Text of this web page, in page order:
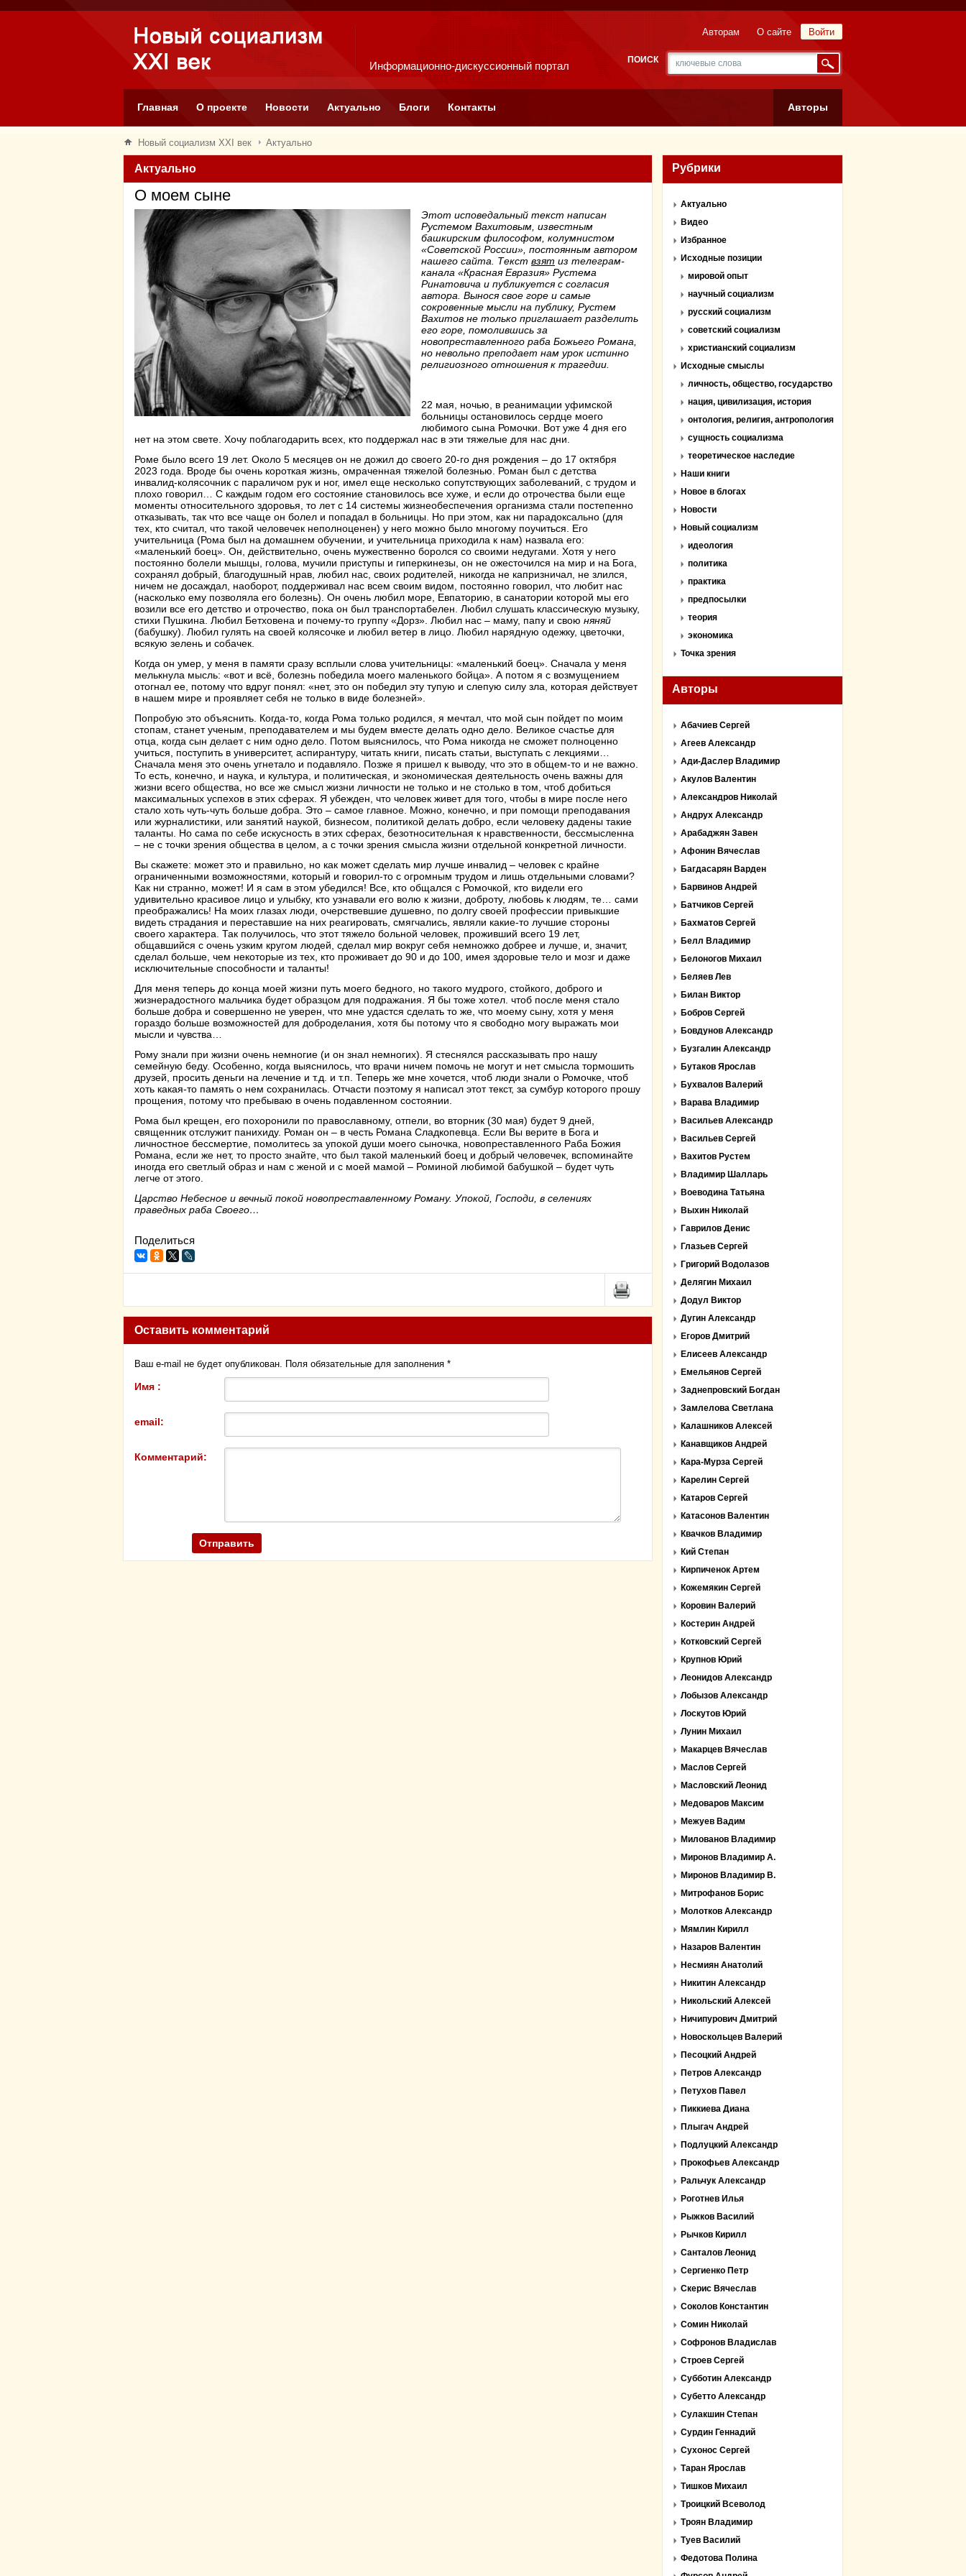
Информационно-дискуссионный портал
Войти
Авторам О сайте
ПОИСК
Главная О проекте Новости Актуально Блоги Контакты Авторы
Новый социализм XXI век Актуально
Актуально
О моем сыне
Этот исповедальный текст написан
Рустемом Вахитовым, известным
башкирским философом, колумнистом
«Советской России», постоянным автором
нашего сайта. Текст взят из телеграм-
канала «Красная Евразия» Рустема
Ринатовича и публикуется с согласия
автора. Вынося свое горе и самые
сокровенные мысли на публику, Рустем
Вахитов не только приглашает разделить
его горе, помолившись за
новопреставленного раба Божьего Романа,
но невольно преподает нам урок истинно
религиозного отношения к трагедии.
22 мая, ночью, в реанимации уфимской
больницы остановилось сердце моего
любимого сына Ромочки. Вот уже 4 дня его
нет на этом свете. Хочу поблагодарить всех, кто поддержал нас в эти тяжелые для нас дни.
Роме было всего 19 лет. Около 5 месяцев он не дожил до своего 20-го дня рождения – до 17 октября
2023 года. Вроде бы очень короткая жизнь, омраченная тяжелой болезнью. Роман был с детства
инвалид-колясочник с параличом рук и ног, имел еще несколько сопутствующих заболеваний, с трудом и
плохо говорил… С каждым годом его состояние становилось все хуже, и если до отрочества были еще
моменты относительного здоровья, то лет с 14 системы жизнеобеспечения организма стали постепенно
отказывать, так что все чаще он болел и попадал в больницы. Но при этом, как ни парадоксально (для
тех, кто считал, что такой человечек неполноценен) у него можно было многому поучиться. Его
учительница (Рома был на домашнем обучении, и учительница приходила к нам) назвала его:
«маленький боец». Он, действительно, очень мужественно боролся со своими недугами. Хотя у него
постоянно болели мышцы, голова, мучили приступы и гиперкинезы, он не ожесточился на мир и на Бога,
сохранял добрый, благодушный нрав, любил нас, своих родителей, никогда не капризничал, не злился,
ничем не досаждал, наоборот, поддерживал нас всем своим видом, постоянно говорил, что любит нас
(насколько ему позволяла его болезнь). Он очень любил море, Евпаторию, в санатории которой мы его
возили все его детство и отрочество, пока он был транспортабелен. Любил слушать классическую музыку,
стихи Пушкина. Любил Бетховена и почему-то группу «Дорз». Любил нас – маму, папу и свою няняй
(бабушку). Любил гулять на своей колясочке и любил ветер в лицо. Любил нарядную одежку, цветочки,
всякую зелень и собачек.
Когда он умер, у меня в памяти сразу всплыли слова учительницы: «маленький боец». Сначала у меня
мелькнула мысль: «вот и всё, болезнь победила моего маленького бойца». А потом я с возмущением
отогнал ее, потому что вдруг понял: «нет, это он победил эту тупую и слепую силу зла, которая действует
в нашем мире и проявляет себя не только в виде болезней».
Попробую это объяснить. Когда-то, когда Рома только родился, я мечтал, что мой сын пойдет по моим
стопам, станет ученым, преподавателем и мы будем вместе делать одно дело. Великое счастье для
отца, когда сын делает с ним одно дело. Потом выяснилось, что Рома никогда не сможет полноценно
учиться, поступить в университет, аспирантуру, читать книги, писать статьи, выступать с лекциями…
Сначала меня это очень угнетало и подавляло. Позже я пришел к выводу, что это в общем-то и не важно.
То есть, конечно, и наука, и культура, и политическая, и экономическая деятельность очень важны для
жизни всего общества, но все же смысл жизни личности не только и не столько в том, чтоб добиться
максимальных успехов в этих сферах. Я убежден, что человек живет для того, чтобы в мире после него
стало хоть чуть-чуть больше добра. Это – самое главное. Можно, конечно, и при помощи преподавания
или журналистики, или занятий наукой, бизнесом, политикой делать добро, если человеку дадены такие
таланты. Но сама по себе искусность в этих сферах, безотносительная к нравственности, бессмысленна
– не с точки зрения общества в целом, а с точки зрения смысла жизни отдельной конкретной личности.
Вы скажете: может это и правильно, но как может сделать мир лучше инвалид – человек с крайне
ограниченными возможностями, который и говорил-то с огромным трудом и лишь отдельными словами?
Как ни странно, может! И я сам в этом убедился! Все, кто общался с Ромочкой, кто видели его
удивительно красивое лицо и улыбку, кто узнавали его волю к жизни, доброту, любовь к людям, те… сами
преображались! На моих глазах люди, очерствевшие душевно, по долгу своей профессии привыкшие
видеть страдания и переставшие на них реагировать, смягчались, являли какие-то лучшие стороны
своего характера. Так получилось, что этот тяжело больной человек, проживший всего 19 лет,
общавшийся с очень узким кругом людей, сделал мир вокруг себя немножко добрее и лучше, и, значит,
сделал больше, чем некоторые из тех, кто проживает до 90 и до 100, имея здоровые тело и мозг и даже
исключительные способности и таланты!
Для меня теперь до конца моей жизни путь моего бедного, но такого мудрого, стойкого, доброго и
жизнерадостного мальчика будет образцом для подражания. Я бы тоже хотел. чтоб после меня стало
больше добра и совершенно не уверен, что мне удастся сделать то же, что моему сыну, хотя у меня
гораздо больше возможностей для доброделания, хотя бы потому что я свободно могу выражать мои
мысли и чувства…
Рому знали при жизни очень немногие (и он знал немногих). Я стеснялся рассказывать про нашу
семейную беду. Особенно, когда выяснилось, что врачи ничем помочь не могут и нет смысла тормошить
друзей, просить деньги на лечение и т.д. и т.п. Теперь же мне хочется, чтоб люди знали о Ромочке, чтоб
хоть какая-то память о нем сохранилась. Отчасти поэтому я написал этот текст, за сумбур которого прошу
прощения, потому что пребываю в очень подавленном состоянии.
Рома был крещен, его похоронили по православному, отпели, во вторник (30 мая) будет 9 дней,
священник отслужит панихиду. Роман он – в честь Романа Сладкопевца. Если Вы верите в Бога и
личностное бессмертие, помолитесь за упокой души моего сыночка, новопреставленного Раба Божия
Романа, если же нет, то просто знайте, что был такой маленький боец и добрый человечек, вспоминайте
иногда его светлый образ и нам с женой и с моей мамой – Роминой любимой бабушкой – будет чуть
легче от этого.
Царство Небесное и вечный покой новопреставленному Роману. Упокой, Господи, в селениях
праведных раба Своего…
Поделиться
Оставить комментарий
Ваш e-mail не будет опубликован. Поля обязательные для заполнения *
Имя :
email:
Комментарий:
Рубрики
Актуально
Видео
Избранное
Исходные позиции
мировой опыт
научный социализм
русский социализм
советский социализм
христианский социализм
Исходные смыслы
личность, общество, государство
нация, цивилизация, история
онтология, религия, антропология
сущность социализма
теоретическое наследие
Наши книги
Новое в блогах
Новости
Новый социализм
идеология
политика
практика
предпосылки
теория
экономика
Точка зрения
Авторы
Абачиев Сергей
Агеев Александр
Ади-Даслер Владимир
Акулов Валентин
Александров Николай
Андрух Александр
Арабаджян Завен
Афонин Вячеслав
Багдасарян Варден
Барвинов Андрей
Батчиков Сергей
Бахматов Сергей
Белл Владимир
Белоногов Михаил
Беляев Лев
Билан Виктор
Бобров Сергей
Бовдунов Александр
Бузгалин Александр
Бутаков Ярослав
Бухвалов Валерий
Варава Владимир
Васильев Александр
Васильев Сергей
Вахитов Рустем
Владимир Шалларь
Воеводина Татьяна
Выхин Николай
Гаврилов Денис
Глазьев Сергей
Григорий Водолазов
Делягин Михаил
Додул Виктор
Дугин Александр
Егоров Дмитрий
Елисеев Александр
Емельянов Сергей
Заднепровский Богдан
Замлелова Светлана
Калашников Алексей
Канавщиков Андрей
Кара-Мурза Сергей
Карелин Сергей
Катаров Сергей
Катасонов Валентин
Квачков Владимир
Кий Степан
Кирпиченок Артем
Кожемякин Сергей
Коровин Валерий
Костерин Андрей
Котковский Сергей
Крупнов Юрий
Леонидов Александр
Лобызов Александр
Лоскутов Юрий
Лунин Михаил
Макарцев Вячеслав
Маслов Сергей
Масловский Леонид
Медоваров Максим
Межуев Вадим
Милованов Владимир
Миронов Владимир А.
Миронов Владимир В.
Митрофанов Борис
Молотков Александр
Мямлин Кирилл
Назаров Валентин
Несмиян Анатолий
Никитин Александр
Никольский Алексей
Ничипурович Дмитрий
Новоскольцев Валерий
Песоцкий Андрей
Петров Александр
Петухов Павел
Пиккиева Диана
Плыгач Андрей
Подлуцкий Александр
Прокофьев Александр
Ральчук Александр
Роготнев Илья
Рыжков Василий
Рычков Кирилл
Санталов Леонид
Сергиенко Петр
Скерис Вячеслав
Соколов Константин
Сомин Николай
Софронов Владислав
Строев Сергей
Субботин Александр
Субетто Александр
Сулакшин Степан
Сурдин Геннадий
Сухонос Сергей
Таран Ярослав
Тишков Михаил
Троицкий Всеволод
Троян Владимир
Туев Василий
Федотова Полина